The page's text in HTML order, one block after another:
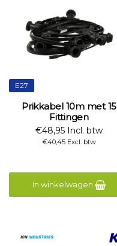
E27
Prikkabel 10m met 15
Fittingen
€48,95 Incl. btw
€40,45 Excl. btw
In winkelwagen